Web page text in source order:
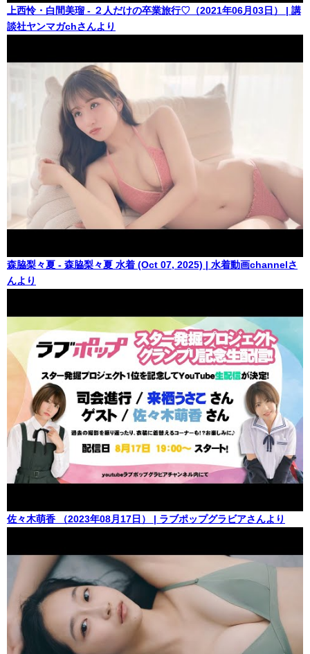
上西怜・白間美瑠 - ２人だけの卒業旅行♡（2021年06月03日） | 講
談社ヤンマガchさんより
森脇梨々夏 - 森脇梨々夏 水着 (Oct 07, 2025) | 水着動画channelさ
んより
佐々木萌香 （2023年08月17日） | ラブポップグラビアさんより